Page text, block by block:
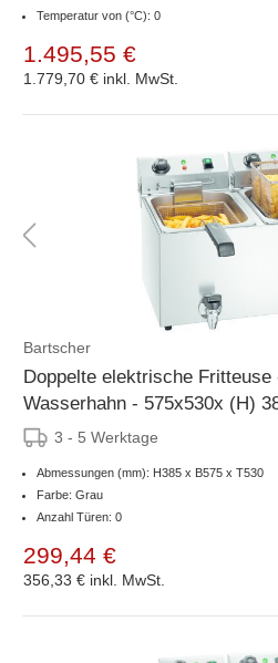
Temperatur von (°C): 0
1.495,55 €
1.779,70 € inkl. MwSt.
Bartscher
Doppelte elektrische
Wasserhahn - 575x530x (H)
3 - 5 Werktage
Abmessungen (mm): H385 x B575 x T530
Farbe: Grau
Anzahl Türen: 0
299,44 €
356,33 € inkl. MwSt.